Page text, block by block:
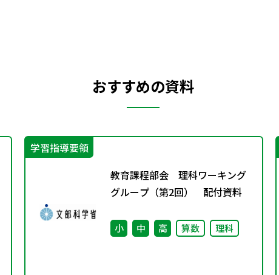
おすすめの資料
学習指導要領
教育課程部会 理科ワーキング
グループ（第2回） 配付資料
小 中 高 算数 理科